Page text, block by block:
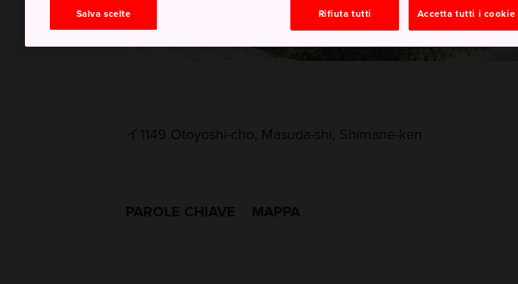
イ1149 Otoyoshi-cho, Masuda-shi, Shimane-ken
PAROLE CHIAVE MAPPA
Salva scelte Rifiuta tutti Accetta tutti i cookie